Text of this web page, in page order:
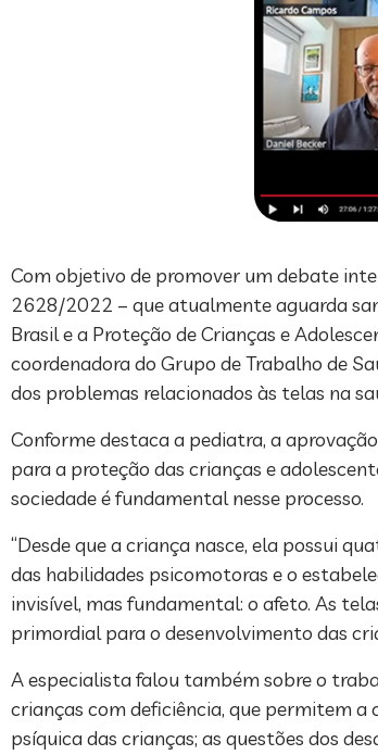
Com objetivo de promover um debate
2628/2022 – que atualmente aguarda
Brasil e a Proteção de Crianças e
coordenadora do Grupo de Trabalho de
dos problemas relacionados às telas na
Conforme destaca a pediatra, a
para a proteção das crianças e
sociedade é fundamental nesse processo.
“Desde que a criança nasce, ela possui
das habilidades psicomotoras e o
invisível, mas fundamental: o afeto. As
primordial para o desenvolvimento das
A especialista falou também sobre o
crianças com deficiência, que permitem a
psíquica das crianças; as questões dos